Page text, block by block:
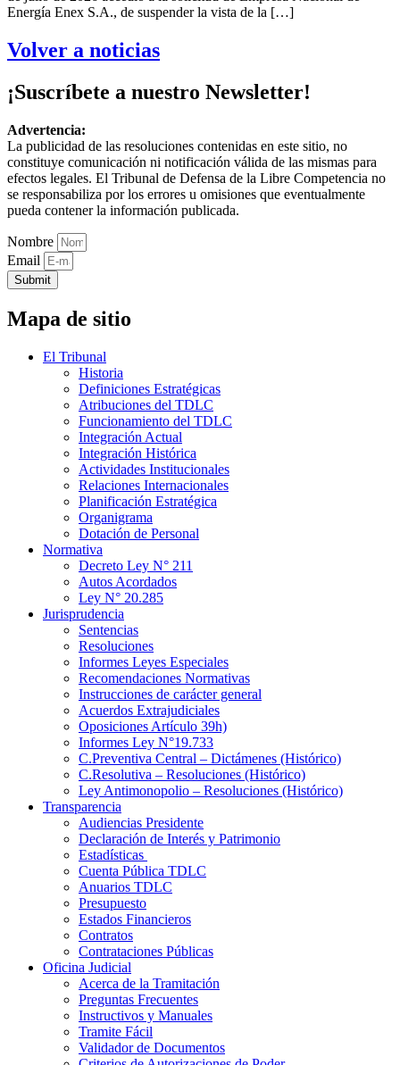
Energía Enex S.A., de suspender la vista de la […]
Volver a noticias
¡Suscríbete a nuestro Newsletter!
Advertencia:
La publicidad de las resoluciones contenidas en este sitio, no
constituye comunicación ni notificación válida de las mismas para
efectos legales. El Tribunal de Defensa de la Libre Competencia no
se responsabiliza por los errores u omisiones que eventualmente
pueda contener la información publicada.
Nombre
Email
Submit
Mapa de sitio
El Tribunal
Historia
Definiciones Estratégicas
Atribuciones del TDLC
Funcionamiento del TDLC
Integración Actual
Integración Histórica
Actividades Institucionales
Relaciones Internacionales
Planificación Estratégica
Organigrama
Dotación de Personal
Normativa
Decreto Ley N° 211
Autos Acordados
Ley N° 20.285
Jurisprudencia
Sentencias
Resoluciones
Informes Leyes Especiales
Recomendaciones Normativas
Instrucciones de carácter general
Acuerdos Extrajudiciales
Oposiciones Artículo 39h)
Informes Ley N°19.733
C.Preventiva Central – Dictámenes (Histórico)
C.Resolutiva – Resoluciones (Histórico)
Ley Antimonopolio – Resoluciones (Histórico)
Transparencia
Audiencias Presidente
Declaración de Interés y Patrimonio
Estadísticas
Cuenta Pública TDLC
Anuarios TDLC
Presupuesto
Estados Financieros
Contratos
Contrataciones Públicas
Oficina Judicial
Acerca de la Tramitación
Preguntas Frecuentes
Instructivos y Manuales
Tramite Fácil
Validador de Documentos